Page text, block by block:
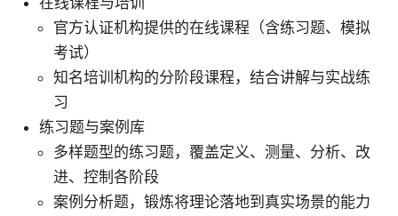
官方认证机构提供的在线课程（含练习题、模拟
考试）
知名培训机构的分阶段课程，结合讲解与实战练
习
练习题与案例库
多样题型的练习题，覆盖定义、测量、分析、改
进、控制各阶段
案例分析题，锻炼将理论落地到真实场景的能力